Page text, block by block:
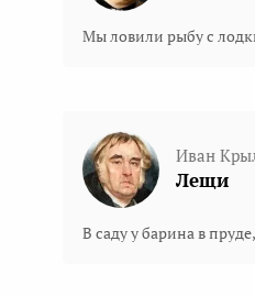
Мы ловили рыбу с
Иван
Лещи
В саду у барина в